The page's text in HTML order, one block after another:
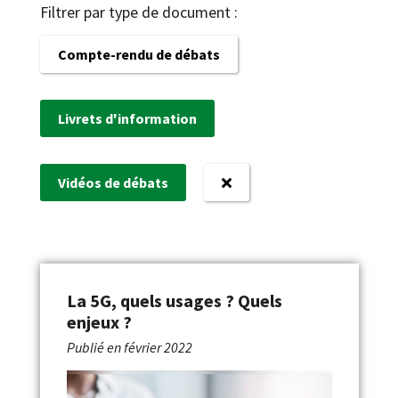
Filtrer par type de document :
Compte-rendu de débats
Livrets d'information
Vidéos de débats
La 5G, quels usages ? Quels
enjeux ?
Publié enfévrier 2022